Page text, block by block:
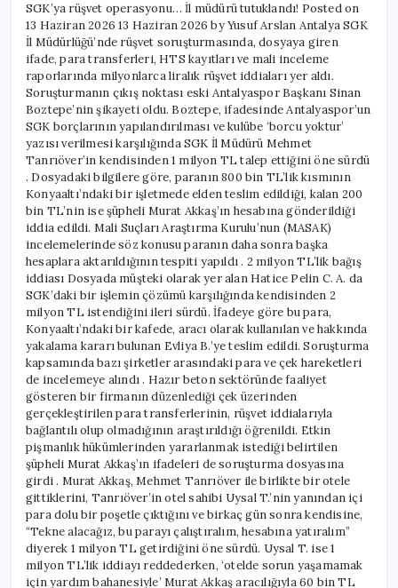
SGK’ya rüşvet operasyonu… İl müdürü tutuklandı! Posted on
13 Haziran 2026 13 Haziran 2026 by Yusuf Arslan Antalya SGK
İl Müdürlüğü’nde rüşvet soruşturmasında, dosyaya giren
ifade, para transferleri, HTS kayıtları ve mali inceleme
raporlarında milyonlarca liralık rüşvet iddiaları yer aldı.
Soruşturmanın çıkış noktası eski Antalyaspor Başkanı Sinan
Boztepe’nin şikayeti oldu. Boztepe, ifadesinde Antalyaspor’un
SGK borçlarının yapılandırılması ve kulübe ‘borcu yoktur’
yazısı verilmesi karşılığında SGK İl Müdürü Mehmet
Tanrıöver’in kendisinden 1 milyon TL talep ettiğini öne sürdü
. Dosyadaki bilgilere göre, paranın 800 bin TL’lik kısmının
Konyaaltı’ndaki bir işletmede elden teslim edildiği, kalan 200
bin TL’nin ise şüpheli Murat Akkaş’ın hesabına gönderildiği
iddia edildi. Mali Suçları Araştırma Kurulu’nun (MASAK)
incelemelerinde söz konusu paranın daha sonra başka
hesaplara aktarıldığının tespiti yapıldı . 2 milyon TL’lik bağış
iddiası Dosyada müşteki olarak yer alan Hatice Pelin C. A. da
SGK’daki bir işlemin çözümü karşılığında kendisinden 2
milyon TL istendiğini ileri sürdü. İfadeye göre bu para,
Konyaaltı’ndaki bir kafede, aracı olarak kullanılan ve hakkında
yakalama kararı bulunan Evliya B.’ye teslim edildi. Soruşturma
kapsamında bazı şirketler arasındaki para ve çek hareketleri
de incelemeye alındı . Hazır beton sektöründe faaliyet
gösteren bir firmanın düzenlediği çek üzerinden
gerçekleştirilen para transferlerinin, rüşvet iddialarıyla
bağlantılı olup olmadığının araştırıldığı öğrenildi. Etkin
pişmanlık hükümlerinden yararlanmak istediği belirtilen
şüpheli Murat Akkaş’ın ifadeleri de soruşturma dosyasına
girdi . Murat Akkaş, Mehmet Tanrıöver ile birlikte bir otele
gittiklerini, Tanrıöver’in otel sahibi Uysal T.’nin yanından içi
para dolu bir poşetle çıktığını ve birkaç gün sonra kendisine,
“Tekne alacağız, bu parayı çalıştıralım, hesabına yatıralım”
diyerek 1 milyon TL getirdiğini öne sürdü. Uysal T. ise 1
milyon TL’lik iddiayı reddederken, ‘otelde sorun yaşamamak
için yardım bahanesiyle’ Murat Akkaş aracılığıyla 60 bin TL